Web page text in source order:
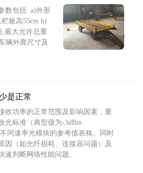
数包括: a)外形
板高55cm b)
,最大允许总重
辆外廓尺寸及
是正常
收功率的正常范围及影响因素，重
光标准（典型值为-3dBm
同速率光模块的参考值表格。同时
因（如光纤损耗、连接器问题）及
速判断网络性能问题。